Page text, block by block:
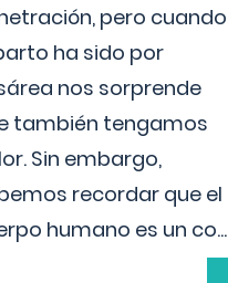
pero cuando
ha sido por
nos sorprende
también tengamos
Sin embargo,
recordar que el
humano es un co...